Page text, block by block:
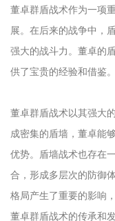
董卓群盾战术作为一项
展。在后来的战争中，
强大的战斗力。董卓的
供了宝贵的经验和借鉴。
董卓群盾战术以其强大
成密集的盾墙，董卓能
优势。盾墙战术也存在
合，形成多层次的防御
格局产生了重要的影响
董卓群盾战术的传承和